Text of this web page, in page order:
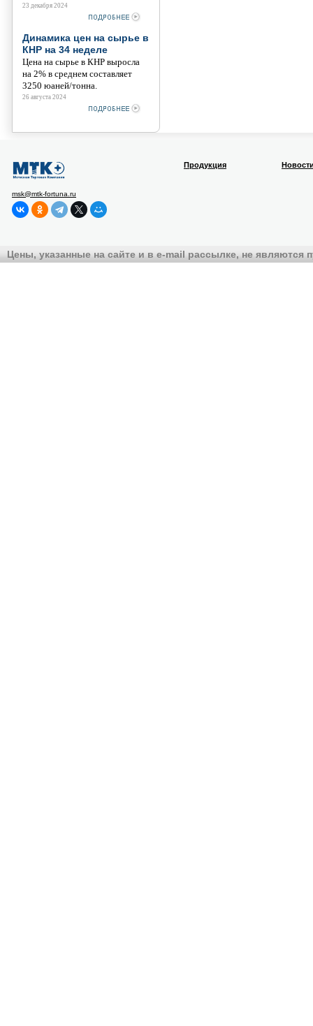
23 декабря 2024
Динамика цен на сырье в
КНР на 34 неделе
Цена на сырье в КНР выросла
на 2% в среднем составляет
3250 юаней/тонна.
26 августа 2024
msk@mtk-fortuna.ru
Продукция
Цены, указанные на сайте и в e-mail рассылке, не являются